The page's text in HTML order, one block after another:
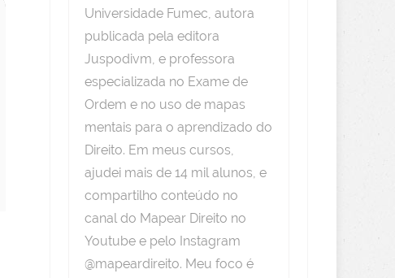
Universidade Fumec, autora
publicada pela editora
Juspodivm, e professora
especializada no Exame de
Ordem e no uso de mapas
mentais para o aprendizado do
Direito. Em meus cursos,
ajudei mais de 14 mil alunos, e
compartilho conteúdo no
canal do Mapear Direito no
Youtube e pelo Instagram
@mapeardireito. Meu foco é